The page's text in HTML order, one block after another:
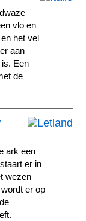
vlo en
het vel
aan
is. Een
de
ark een
er in
wezen
er op